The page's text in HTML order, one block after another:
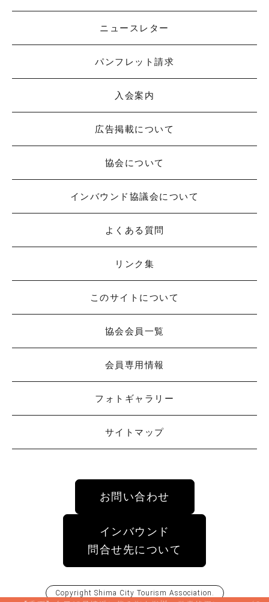
ニュースレター
パンフレット請求
入会案内
広告掲載について
協会について
インバウンド協議会について
よくある質問
リンク集
このサイトについて
協会会員一覧
会員専用情報
フォトギャラリー
サイトマップ
お問い合わせ
インバウンド
問合せ先について
Copyright Shima City Tourism Association